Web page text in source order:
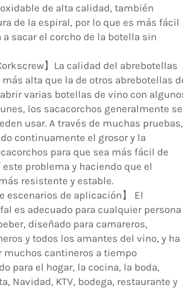
de alta calidad, también
de la espiral, por lo que es más fácil
a sacar el corcho de la botella sin
】La calidad del abrebotellas
alta que la de otros abrebotellas
varias botellas de vino con
los sacacorchos generalmente se
usar. A través de muchas pruebas,
continuamente el grosor y la
para que sea más fácil de
problema y haciendo que el
resistente y estable.
escenarios de aplicación】 El
es adecuado para cualquier persona
diseñado para camareros,
y todos los amantes del vino, y ha
muchos cantineros a tiempo
para el hogar, la cocina, la boda,
Navidad, KTV, bodega, restaurante y